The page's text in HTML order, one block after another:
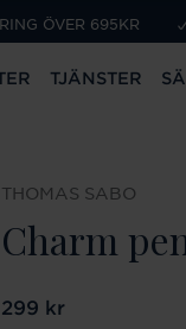
ÖVER 695KR
TJÄNSTER
THOMAS SABO
Charm
Pris :299 kr
299 kr